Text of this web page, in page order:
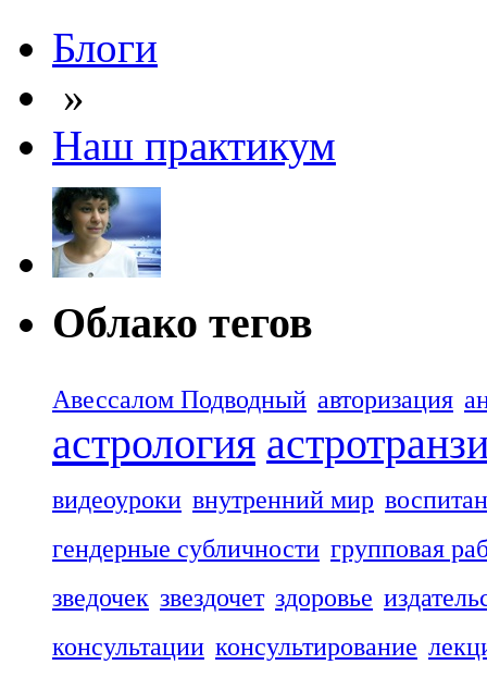
Блоги
»
Наш практикум
Облако тегов
Авессалом Подводный авторизация
астрология
видеоуроки внутренний мир
гендерные субличности групповая
зведочек звездочет здоровье
консультации консультирование